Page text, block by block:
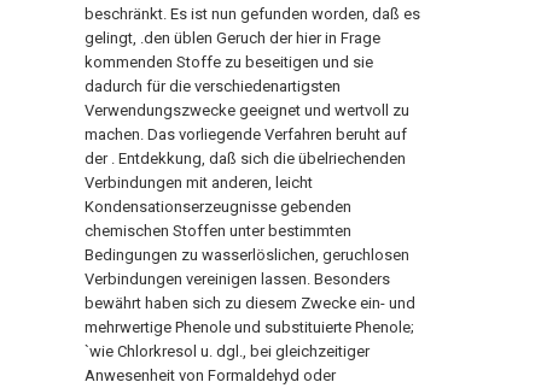
beschränkt. Es ist nun gefunden worden, daß es
gelingt, .den üblen Geruch der hier in Frage
kommenden Stoffe zu beseitigen und sie
dadurch für die verschiedenartigsten
Verwendungszwecke geeignet und wertvoll zu
machen. Das vorliegende Verfahren beruht auf
der . Entdekkung, daß sich die übelriechenden
Verbindungen mit anderen, leicht
Kondensationserzeugnisse gebenden
chemischen Stoffen unter bestimmten
Bedingungen zu wasserlöslichen, geruchlosen
Verbindungen vereinigen lassen. Besonders
bewährt haben sich zu diesem Zwecke ein- und
mehrwertige Phenole und substituierte Phenole;
`wie Chlorkresol u. dgl., bei gleichzeitiger
Anwesenheit von Formaldehyd oder